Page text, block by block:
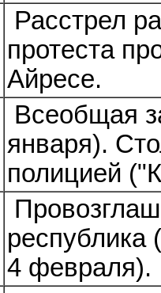
Расстрел
протеста
Айресе.
Всеобщая
января).
полицией
республика
4 февраля).